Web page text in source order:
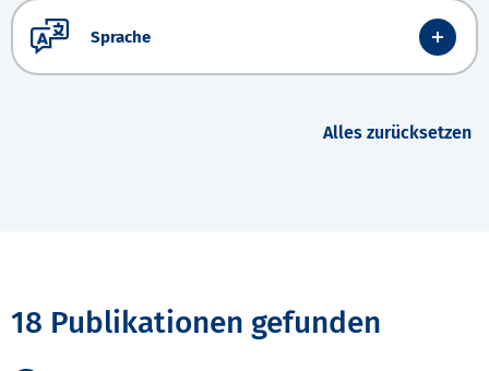
Sprache
Alles zurücksetzen
18 Publikationen gefunden